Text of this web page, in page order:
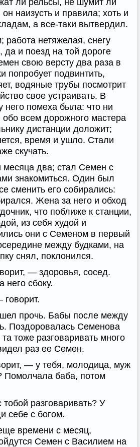
ли рельсы, не шумит ли
наизусть и правила; хоть и
а все-таки вытвердил.
нетяжелая, снегу
да и поезд на той дороге
свою версту два раза в
попробует подвинтить,
водяные трубы посмотрит
свое устраивать. В
него помеха была: что ни
обо всем дорожного мастера
дистанции доложит;
время и ушло. Стали
скучать.
два; стал Семен с
знакомиться. Один был
сменить его собирались:
Жена за него и обход
что поближе к станции,
из себя худой и
они с Семеном в первый
между будками, на
снял, поклонился.
— здоровья, сосед.
него сбоку.
прочь. Бабы после между
Поздоровалась Семенова
тоже разговаривать много
раз ее Семен.
— у тебя, молодица, муж
Помолчала баба, потом
разговаривать? У
себе с богом.
времени с месяц,
Семен с Василием на